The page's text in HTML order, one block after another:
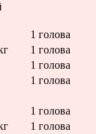
1 голова
1 голова
1 голова
1 голова
1 голова
1 голова